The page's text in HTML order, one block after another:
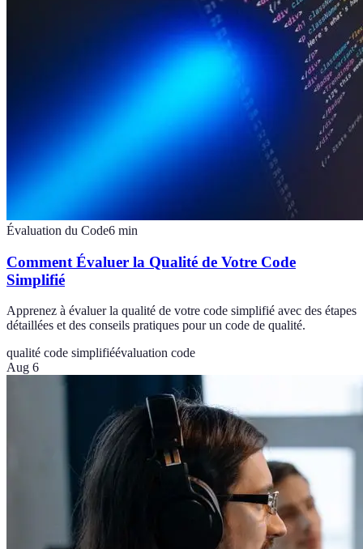
Évaluation du Code6 min
Comment Évaluer la Qualité de Votre Code
Simplifié
Apprenez à évaluer la qualité de votre code simplifié avec des étapes
détaillées et des conseils pratiques pour un code de qualité.
qualité code simplifiéévaluation code
Aug 6